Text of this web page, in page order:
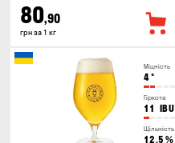
80,90
грн за 1 кг
Міцність
4°
Гіркота
11 IBU
Щільність
12.5 %